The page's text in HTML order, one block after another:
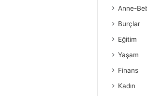
Anne-
Burçlar
Eğitim
Yaşam
Finans
Kadın